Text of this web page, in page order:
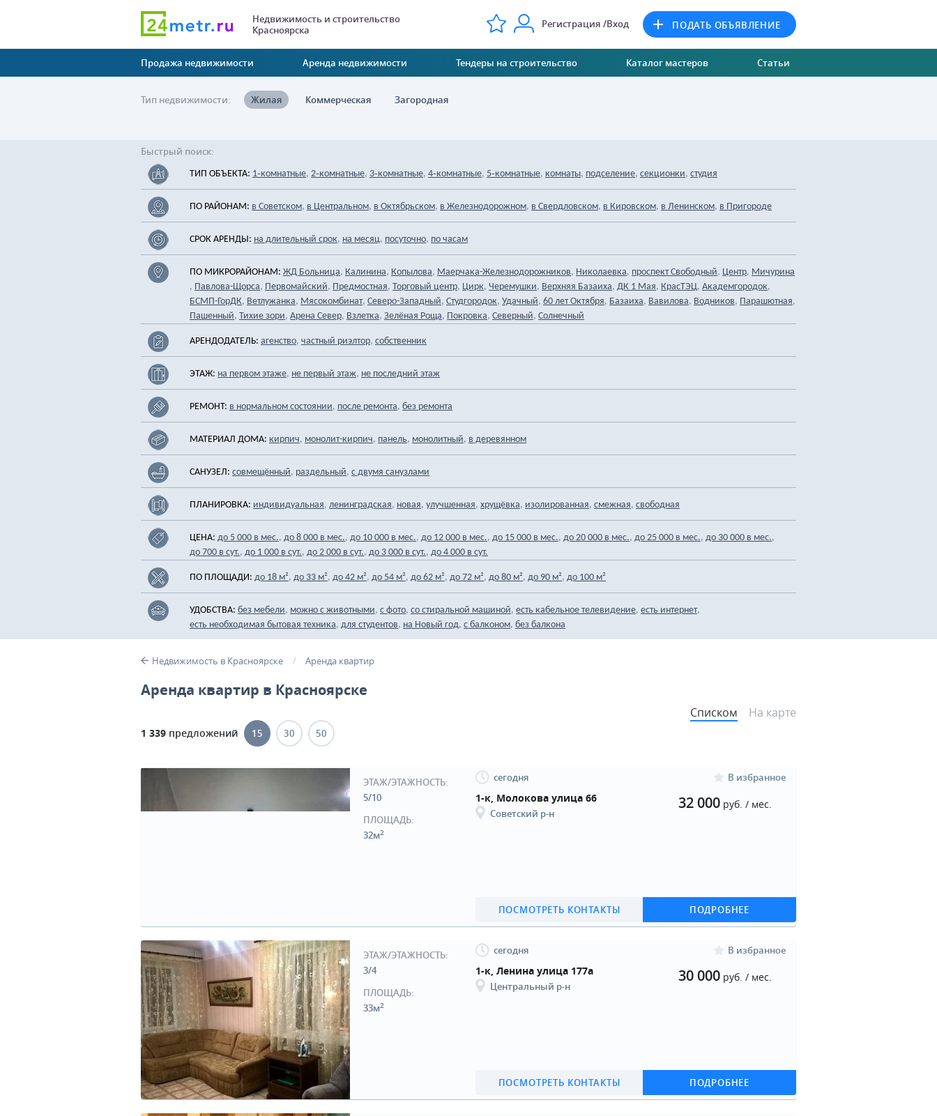
ПОДАТЬ ОБЪЯВЛЕНИЕ
Регистрация Вход
Недвижимость и строительство
Красноярска
Продажа недвижимости Аренда недвижимости Тендеры на строительство Каталог мастеров Статьи
Тип недвижимости: Жилая Коммерческая Загородная
Быстрый поиск:
ТИП ОБЪЕКТА: 1‑комнатные, 2‑комнатные, 3‑комнатные, 4‑комнатные, 5‑комнатные, комнаты, подселение, секционки, студия
ПО РАЙОНАМ: в Советском, в Центральном, в Октябрьском, в Железнодорожном, в Свердловском, в Кировском, в Ленинском, в Пригороде
СРОК АРЕНДЫ: на длительный срок, на месяц, посуточно, по часам
ПО МИКРОРАЙОНАМ: ЖД Больница, Калинина, Копылова, Маерчака-Железнодорожников, Николаевка, проспект Свободный, Центр, Мичурина
, Павлова-Щорса, Первомайский, Предмостная, Торговый центр, Цирк, Черемушки, Верхняя Базаиха, ДК 1 Мая, КрасТЭЦ, Академгородок,
БСМП-ГорДК, Ветлужанка, Мясокомбинат, Северо-Западный, Студгородок, Удачный, 60 лет Октября, Базаиха, Вавилова, Водников, Парашютная,
Пашенный, Тихие зори, Арена Север, Взлетка, Зелёная Роща, Покровка, Северный, Солнечный
АРЕНДОДАТЕЛЬ: агенство, частный риэлтор, собственник
ЭТАЖ: на первом этаже, не первый этаж, не последний этаж
РЕМОНТ: в нормальном состоянии, после ремонта, без ремонта
МАТЕРИАЛ ДОМА: кирпич, монолит-кирпич, панель, монолитный, в деревянном
САНУЗЕЛ: совмещённый, раздельный, с двумя санузлами
ПЛАНИРОВКА: индивидуальная, ленинградская, новая, улучшенная, хрущёвка, изолированная, смежная, свободная
ЦЕНА: до 5 000 в мес., до 8 000 в мес., до 10 000 в мес., до 12 000 в мес., до 15 000 в мес., до 20 000 в мес., до 25 000 в мес., до 30 000 в мес.,
до 700 в сут., до 1 000 в сут., до 2 000 в сут., до 3 000 в сут., до 4 000 в сут.
ПО ПЛОЩАДИ: до 18 м², до 33 м², до 42 м², до 54 м², до 62 м², до 72 м², до 80 м², до 90 м², до 100 м²
УДОБСТВА: без мебели, можно с животными, с фото, со стиральной машиной, есть кабельное телевидение, есть интернет,
есть необходимая бытовая техника, для студентов, на Новый год, с балконом, без балкона
Недвижимость в Красноярске Аренда квартир
Аренда квартир в Красноярске
Списком На карте
1 339 предложений 15 30 50
В избранное
сегодня
32 000 руб. / мес.
1-к, Молокова улица 66
Советский р-н
ПОДРОБНЕЕ
ПОСМОТРЕТЬ КОНТАКТЫ
ЭТАЖ/ЭТАЖНОСТЬ:
5/10
ПЛОЩАДЬ:
32м2
В избранное
сегодня
30 000 руб. / мес.
1-к, Ленина улица 177а
Центральный р-н
ПОДРОБНЕЕ
ПОСМОТРЕТЬ КОНТАКТЫ
ЭТАЖ/ЭТАЖНОСТЬ:
3/4
ПЛОЩАДЬ:
33м2